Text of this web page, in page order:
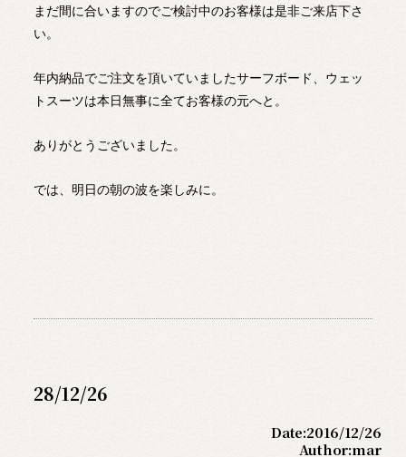
まだ間に合いますのでご検討中のお客様は是非ご来店下さ
い。
年内納品でご注文を頂いていましたサーフボード、ウェッ
トスーツは本日無事に全てお客様の元へと。
ありがとうございました。
では、明日の朝の波を楽しみに。
28/12/26
Date:2016/12/26
Author:mar